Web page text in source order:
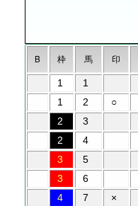
B 枠 馬 印
1 1
1
2 ○
2
3
2
4
3
5
3
6
4
7 ×